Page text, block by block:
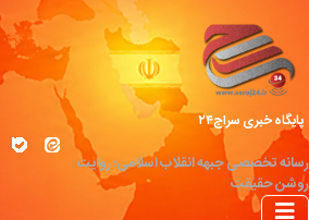
پایگاه خبری سراج۲۴
رسانه تخصصی جبهه انقلاب اسلامی؛ روایت
روشن حقیقت